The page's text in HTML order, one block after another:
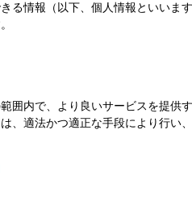
る情報（以下、個人情報といいま
囲内で、より良いサービスを提供
、適法かつ適正な手段により行い